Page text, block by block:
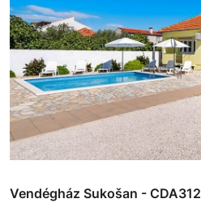
Vendégház Sukošan - CDA312